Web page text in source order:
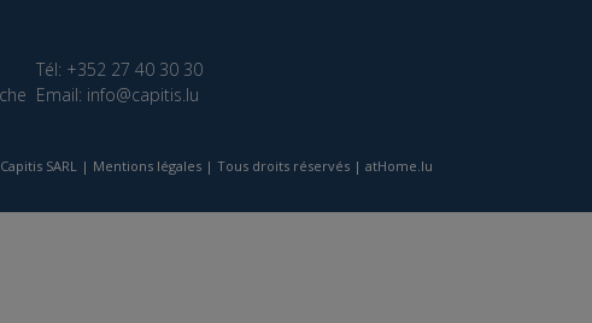
Tél: +352 27 40 30 30
Email: info@capitis.lu
SARL | Mentions légales | Tous droits réservés | atHome.lu